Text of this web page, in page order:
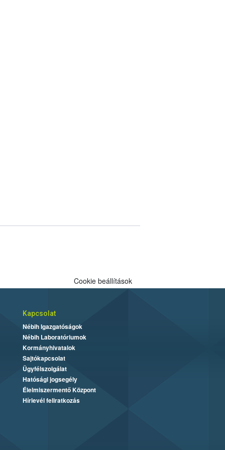
Cookie beállítások
Kapcsolat
Nébih Igazgatóságok
Nébih Laboratóriumok
Kormányhivatalok
Sajtókapcsolat
Ügyfélszolgálat
Hatósági jogsegély
Élelmiszermentő Központ
Hírlevél feliratkozás